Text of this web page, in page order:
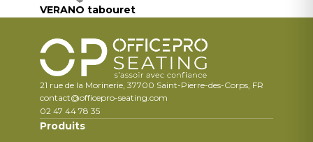
VERANO tabouret
21 rue de la Morinerie, 37700 Saint-Pierre-des-Corps, FR
contact@officepro-seating.com
02 47 44 78 35
Produits